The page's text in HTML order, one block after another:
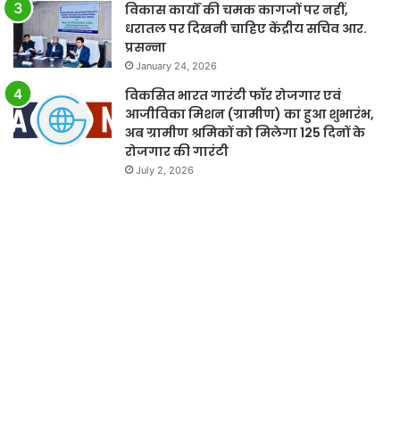
विकास कार्यों की चमक कागजों पर नहीं,
धरातल पर दिखनी चाहिए केंद्रीय सचिव आर.
प्रसन्ना
January 24, 2026
विकसित भारत गारंटी फॉर रोजगार एवं
आजीविका मिशन (ग्रामीण) का हुआ शुभारंभ,
अब ग्रामीण श्रमिकों को मिलेगा 125 दिनों के
रोजगार की गारंटी
July 2, 2026